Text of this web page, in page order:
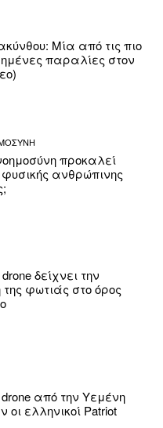
Μία από τις πιο
παραλίες στον
προκαλεί
ανθρώπινης
δείχνει την
φωτιάς στο όρος
από την Υεμένη
ελληνικοί Patriot